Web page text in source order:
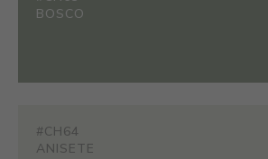
BOSCO
#CH64
ANISETE